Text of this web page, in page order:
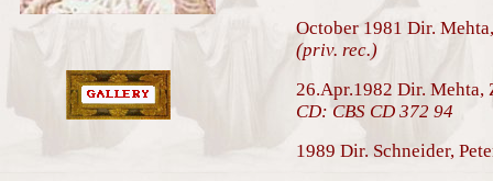
October 1981 Dir.
(priv. rec.)
26.Apr.1982 Dir.
CD: CBS CD 372 94
1989 Dir. Schneider,